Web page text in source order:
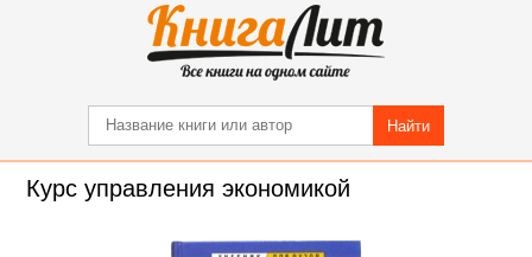
Найти
Курс управления экономикой